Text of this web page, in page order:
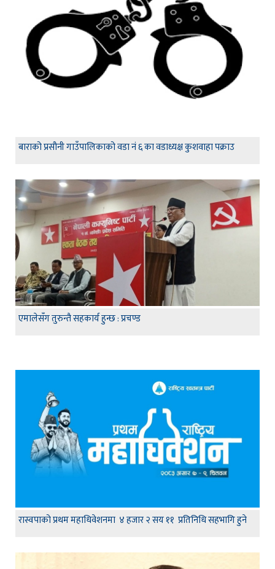
बाराको प्रसौनी गाउँपालिकाको वडा नं ६ का वडाध्यक्ष कुशवाहा पक्राउ
एमालेसँग तुरुन्तै सहकार्य हुन्छ : प्रचण्ड
रास्वपाको प्रथम महाधिवेशनमा ४ हजार २ सय ११ प्रतिनिधि सहभागि हुने